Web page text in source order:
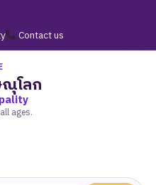
Contact us
ณุโลก
ages.